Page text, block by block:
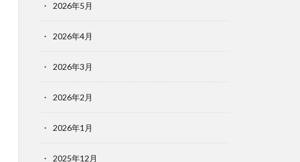
2026年5月
2026年4月
2026年3月
2026年2月
2026年1月
2025年12月